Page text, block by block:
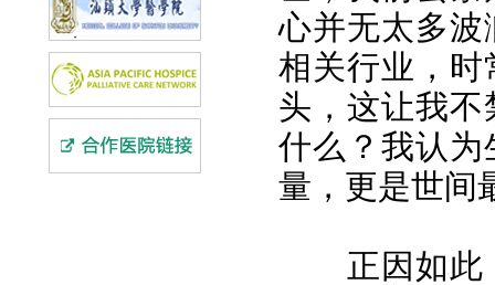
心并无太多
相关行业，
头，这让我
什么？我认
量，更是世间
正因如此